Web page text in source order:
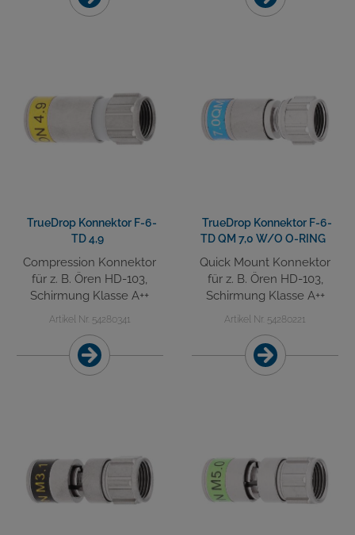
TrueDrop Konnektor F-6-
TD 4,9
Compression Konnektor
für z. B. Ören HD-103,
Schirmung Klasse A++
Artikel Nr. 54280341
TrueDrop Konnektor F-6-
TD QM 7,0 W/O O-RING
Quick Mount Konnektor
für z. B. Ören HD-103,
Schirmung Klasse A++
Artikel Nr. 54280221